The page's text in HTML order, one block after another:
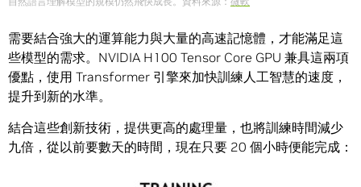
需要結合強大的運算能力與大量的高速記憶體，才能滿足這
些模型的需求。NVIDIA H100 Tensor Core GPU 兼具這兩項
優點，使用 Transformer 引擎來加快訓練人工智慧的速度，
提升到新的水準。
結合這些創新技術，提供更高的處理量，也將訓練時間減少
九倍，從以前要數天的時間，現在只要 20 個小時便能完成：